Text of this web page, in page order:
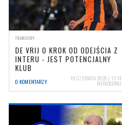
TRANSFERY
DE VRIJ O KROK OD ODEJŚCIA Z
INTERU - JEST POTENCJALNY
KLUB
0 KOMENTARZY 19 CZERWCA 2026 | 13:14
NERIOCORSI